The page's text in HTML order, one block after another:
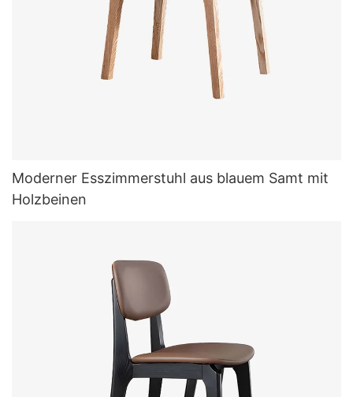
Moderner Esszimmerstuhl aus blauem Samt mit
Holzbeinen